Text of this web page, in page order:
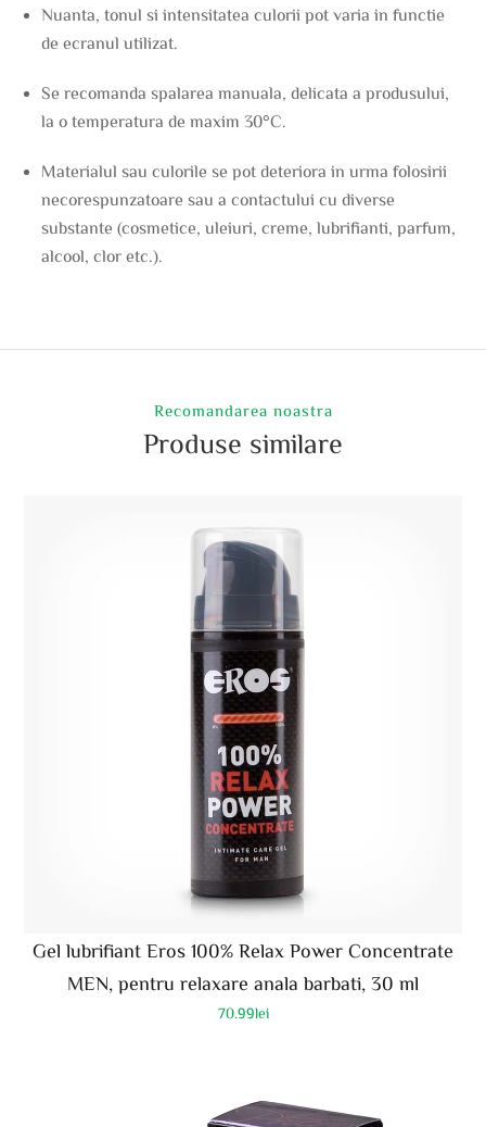
Nuanta, tonul si intensitatea culorii pot varia in functie
de ecranul utilizat.
Se recomanda spalarea manuala, delicata a produsului,
la o temperatura de maxim 30°C.
Materialul sau culorile se pot deteriora in urma folosirii
necorespunzatoare sau a contactului cu diverse
substante (cosmetice, uleiuri, creme, lubrifianti, parfum,
alcool, clor etc.).
Recomandarea noastra
Produse similare
Gel lubrifiant Eros 100% Relax Power Concentrate
MEN, pentru relaxare anala barbati, 30 ml
70.99lei